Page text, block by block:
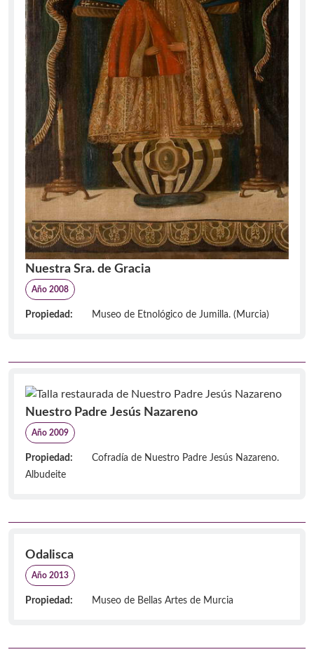
Nuestra Sra. de Gracia
Año 2008
Propiedad: Museo de Etnológico de Jumilla. (Murcia)
Nuestro Padre Jesús Nazareno
Año 2009
Propiedad:
Cofradía de Nuestro Padre Jesús Nazareno.
Albudeite
Odalisca
Año 2013
Propiedad: Museo de Bellas Artes de Murcia